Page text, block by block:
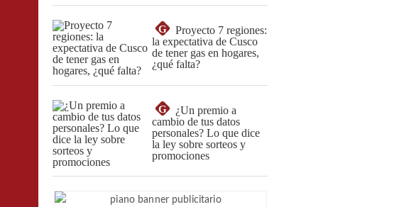
G
Proyecto 7 regiones:
la expectativa de Cusco
de tener gas en hogares,
¿qué falta?
G
¿Un premio a
cambio de tus datos
personales? Lo que dice
la ley sobre sorteos y
promociones